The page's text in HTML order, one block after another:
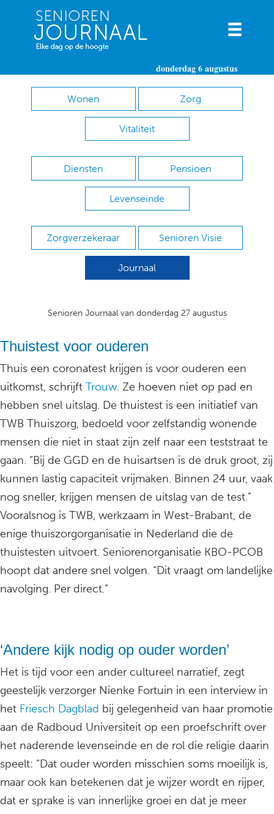
donderdag 6 augustus
Wonen Zorg
Vitaliteit
Diensten Pensioen
Levenseinde
Zorgverzekeraar Senioren Visie
Journaal
Senioren Journaal van donderdag 27 augustus
Thuistest voor ouderen
Thuis een coronatest krijgen is voor ouderen een
uitkomst, schrijft Trouw. Ze hoeven niet op pad en
hebben snel uitslag. De thuistest is een initiatief van
TWB Thuiszorg, bedoeld voor zelfstandig wonende
mensen die niet in staat zijn zelf naar een teststraat te
gaan. “Bij de GGD en de huisartsen is de druk groot, zij
kunnen lastig capaciteit vrijmaken. Binnen 24 uur, vaak
nog sneller, krijgen mensen de uitslag van de test.”
Vooralsnog is TWB, werkzaam in West-Brabant, de
enige thuiszorgorganisatie in Nederland die de
thuistesten uitvoert. Seniorenorganisatie KBO-PCOB
hoopt dat andere snel volgen. “Dit vraagt om landelijke
navolging. Per direct.”
‘Andere kijk nodig op ouder worden’
Het is tijd voor een ander cultureel narratief, zegt
geestelijk verzorger Nienke Fortuin in een interview in
het Friesch Dagblad bij gelegenheid van haar promotie
aan de Radboud Universiteit op een proefschrift over
het naderende levenseinde en de rol die religie daarin
speelt: “Dat ouder worden misschien soms moeilijk is,
maar ook kan betekenen dat je wijzer wordt en rijper,
dat er sprake is van innerlijke groei en dat je meer